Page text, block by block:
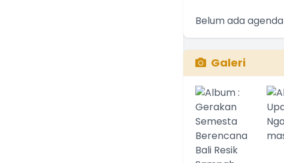
Belum ada agenda
Galeri